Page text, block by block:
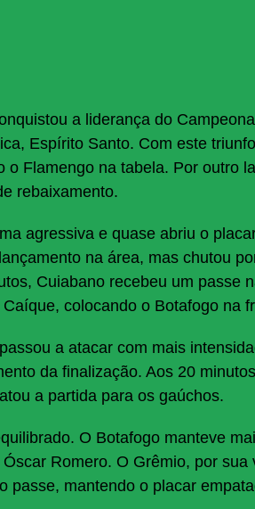
a liderança do
Espírito Santo. Com este
Flamengo na tabela. Por outro
rebaixamento.
agressiva e quase abriu o
na área, mas chutou
Cuiabano recebeu um passe
colocando o Botafogo na
a atacar com mais
da finalização. Aos 20
a partida para os gaúchos.
O Botafogo manteve
Romero. O Grêmio, por sua
passe, mantendo o placar